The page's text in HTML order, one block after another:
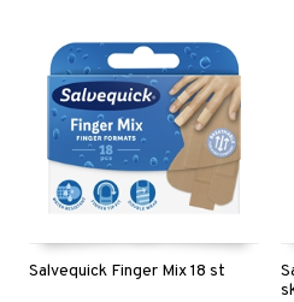
Salvequick Finger Mix 18 st